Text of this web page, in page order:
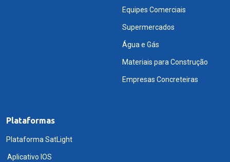
Equipes Comerciais
Supermercados
Água e Gás
Materiais para Construção
Empresas Concreteiras
Plataformas
Plataforma SatLight
Aplicativo IOS